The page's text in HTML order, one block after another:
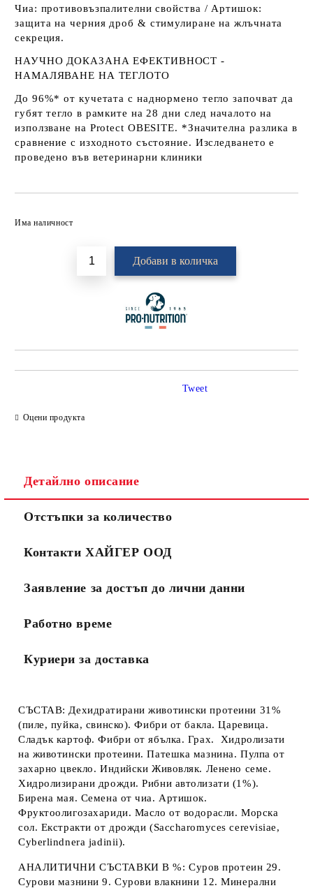
Чиа: противовъзпалителни свойства / Артишок:
защита на черния дроб & стимулиране на жлъчната
секреция.
НАУЧНО ДОКАЗАНА ЕФЕКТИВНОСТ -
НАМАЛЯВАНЕ НА ТЕГЛОТО
До 96%* от кучетата с наднормено тегло започват да
губят тегло в рамките на 28 дни след началото на
използване на Protect OBESITE. *Значителна разлика в
сравнение с изходното състояние. Изследването е
проведено във ветеринарни клиники
Има наличност
Оцени продукта
Tweet
Детайлно описание
Отстъпки за количество
Контакти ХАЙГЕР ООД
Заявление за достъп до лични данни
Работно време
Куриери за доставка
СЪСТАВ: Дехидратирани животински протеини 31%
(пиле, пуйка, свинско). Фибри от бакла. Царевица.
Cладък картоф. Фибри от ябълка. Грах. Хидролизати
на животински протеини. Патешка мазнина. Пулпа от
захарно цвекло. Индийски Живовляк. Ленено семе.
Хидролизирани дрожди. Рибни автолизати (1%).
Бирена мая. Семена от чиа. Артишок.
Фруктоолигозахариди. Масло от водорасли. Морска
сол. Екстракти от дрожди (Saccharomyces cerevisiae,
Cyberlindnera jadinii).
АНАЛИТИЧНИ СЪСТАВКИ В %: Суров протеин 29.
Сурови мазнини 9. Сурови влакнини 12. Минерални